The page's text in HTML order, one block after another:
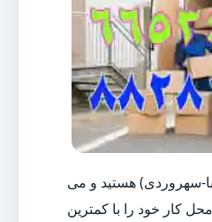
سهروردی) هستید و می
کار خود را با کمترین